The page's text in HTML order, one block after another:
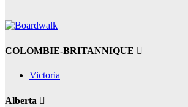
COLOMBIE-BRITANNIQUE
Victoria
Alberta